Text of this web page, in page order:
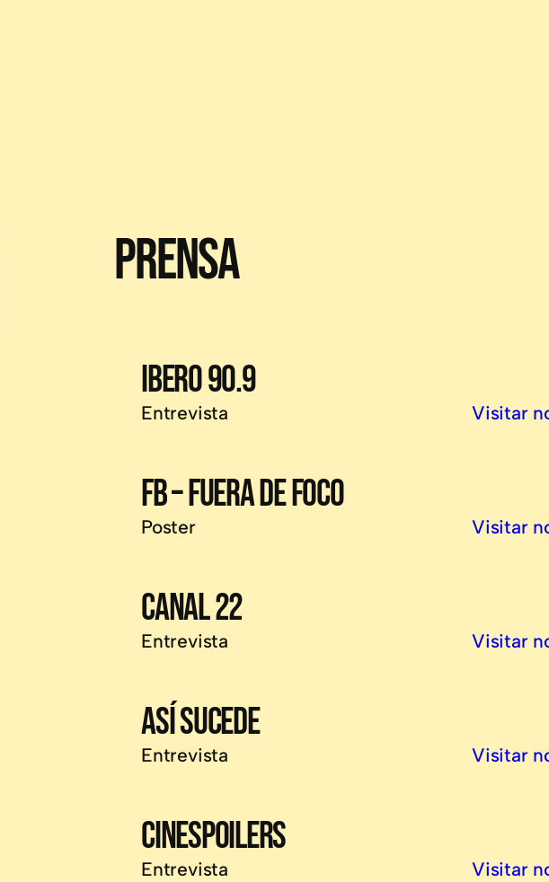
PRENSA
IBERO 90.9
Entrevista Visitar
FB – FUERA DE FOCO
Poster Visitar
CANAL 22
Entrevista Visitar
ASÍ SUCEDE
Entrevista Visitar
CINESPOILERS
Entrevista Visitar